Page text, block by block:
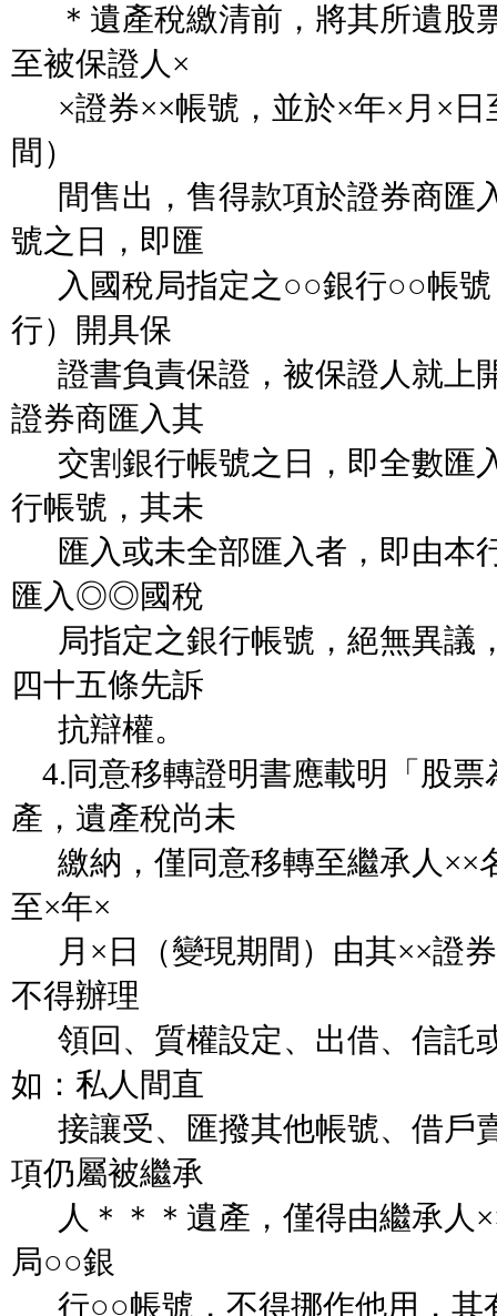
＊遺產稅繳清前，將其所遺股
至被保證人×
×證券××帳號，並於×年×月×日
間）
間售出，售得款項於證券商匯
號之日，即匯
入國稅局指定之○○銀行○○帳號
行）開具保
證書負責保證，被保證人就上
證券商匯入其
交割銀行帳號之日，即全數匯
行帳號，其未
匯入或未全部匯入者，即由本
匯入◎◎國稅
局指定之銀行帳號，絕無異議
四十五條先訴
抗辯權。
4.同意移轉證明書應載明「股票
產，遺產稅尚未
繳納，僅同意移轉至繼承人××
至×年×
月×日（變現期間）由其××證
不得辦理
領回、質權設定、出借、信託
如：私人間直
接讓受、匯撥其他帳號、借戶
項仍屬被繼承
人＊＊＊遺產，僅得由繼承人
局○○銀
行○○帳號，不得挪作他用，其